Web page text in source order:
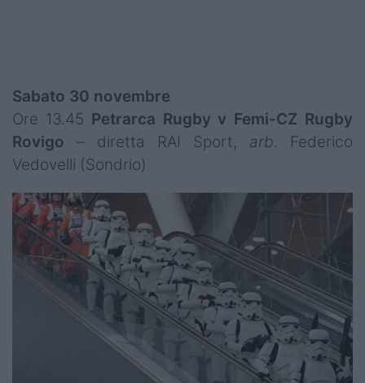
Sabato 30 novembre
Ore 13.45 Petrarca Rugby v Femi-CZ Rugby
Rovigo – diretta RAI Sport, arb. Federico
Vedovelli (Sondrio)